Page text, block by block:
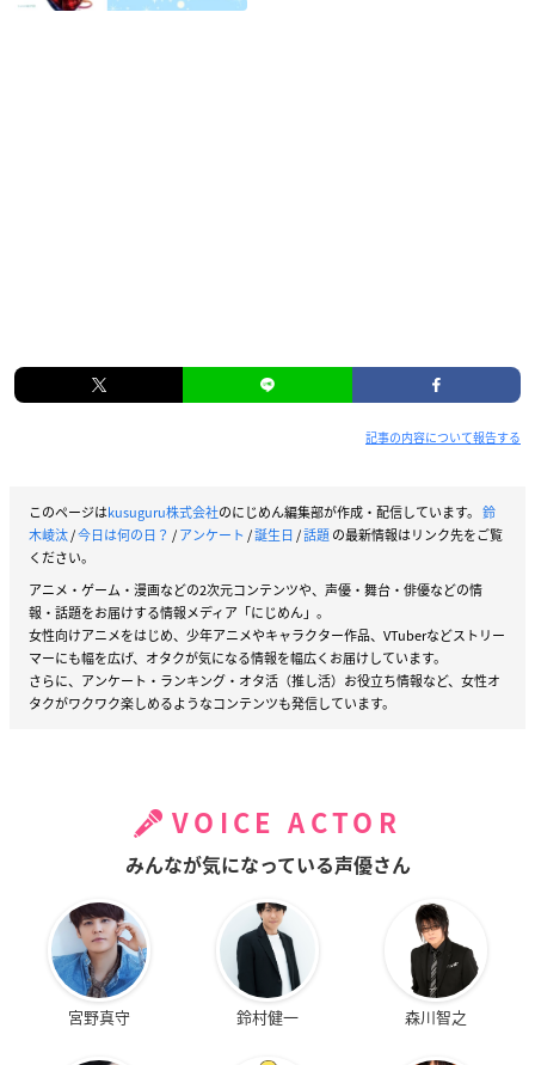
記事の内容について報告する
このページはkusuguru株式会社のにじめん編集部が作成・配信しています。 鈴
木崚汰/今日は何の日？ /アンケート /誕生日/話題の最新情報はリンク先をご覧
ください。
アニメ・ゲーム・漫画などの2次元コンテンツや、声優・舞台・俳優などの情
報・話題をお届けする情報メディア「にじめん」。
女性向けアニメをはじめ、少年アニメやキャラクター作品、VTuberなどストリー
マーにも幅を広げ、オタクが気になる情報を幅広くお届けしています。
さらに、アンケート・ランキング・オタ活（推し活）お役立ち情報など、女性オ
タクがワクワク楽しめるようなコンテンツも発信しています。
VOICE ACTOR
みんなが気になっている声優さん
宮野真守 鈴村健一 森川智之